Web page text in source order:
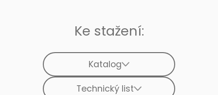
Ke stažení:
Katalog
Technický list